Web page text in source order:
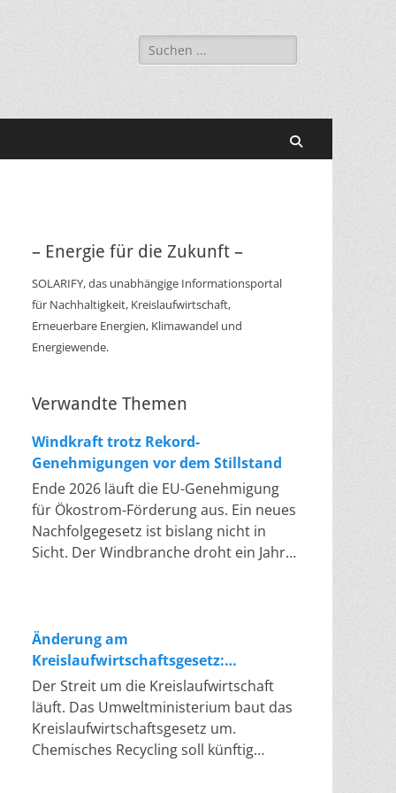
Suchen
nach:
– Energie für die Zukunft –
SOLARIFY, das unabhängige Informationsportal
für Nachhaltigkeit, Kreislaufwirtschaft,
Erneuerbare Energien, Klimawandel und
Energiewende.
Verwandte Themen
Windkraft trotz Rekord-
Genehmigungen vor dem Stillstand
Ende 2026 läuft die EU-Genehmigung
für Ökostrom-Förderung aus. Ein neues
Nachfolgegesetz ist bislang nicht in
Sicht. Der Windbranche droht ein Jahr,
Problem hat die Politik tatsächlich
gelöst, die Verfahren laufen heute
deutlich schneller. Die Halbjahresbilanz
der Branche bestätigt dieses Muster:
So viele Windräder wie nie zuvor
wurden genehmigt, doch im ersten
Halbjahr gingen netto nur rund zwei
Änderung am
Kreislaufwirtschaftsgesetz:
Chemisches Recycling soll Lücke
füllen
Der Streit um die Kreislaufwirtschaft
läuft. Das Umweltministerium baut das
Kreislaufwirtschaftsgesetz um.
Chemisches Recycling soll künftig